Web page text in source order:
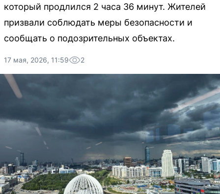
который продлился 2 часа 36 минут. Жителей
призвали соблюдать меры безопасности и
сообщать о подозрительных объектах.
17 мая, 2026, 11:59 2